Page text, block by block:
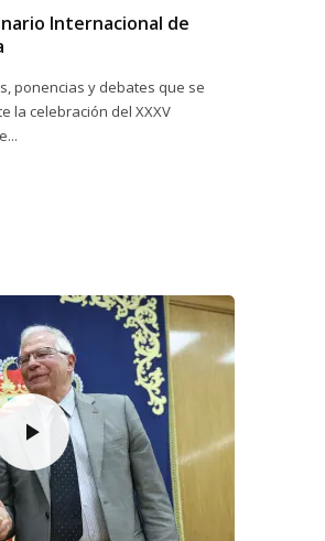
Internacional de
ponencias y debates que se
la celebración del XXXV